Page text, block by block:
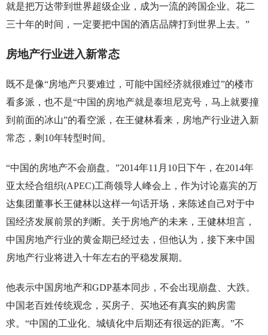
就是把万达带到世界超级企业，成为一流的跨国企业。花二
三十年的时间，一定要把中国的酒店品牌打到世界上去。”
房地产行业进入新常态
既不是像“房地产只要难过，可能中国经济就很难过”的楼市
看多派，也不是“中国的房地产就是泰坦尼克号，马上就要撞
到前面的冰山”的看空派，在王健林看来，房地产行业进入新
常态，剩10年转型时间。
“中国的房地产不会崩盘。”2014年11月10日下午，在2014年
亚太经合组织(APEC)工商领导人峰会上，作为讨论嘉宾的万
达集团董事长王健林以这样一句话开场，来陈述自己对于中
国经济发展前景的判断。关于房地产的未来，王健林坦言，
中国房地产行业的黄金期已经过去，但他认为，接下来中国
房地产行业将进入十年左右的平稳发展期。
他表示中国房地产和GDP基本同步，不会出现崩盘、大跌。
中国老百姓传统观念，买房子、买地还有真实的购房需
求。“中国的工业化、城镇化中后期还有很远的距离。”不